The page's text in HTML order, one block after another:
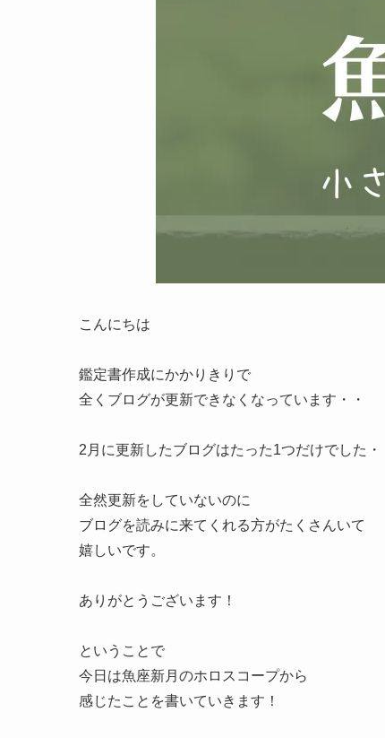
こんにちは
鑑定書作成にかかりきりで
全くブログが更新できなくなっています・・
2月に更新したブログはたった1つだけでした・
全然更新をしていないのに
ブログを読みに来てくれる方がたくさんいて
嬉しいです。
ありがとうございます！
ということで
今日は魚座新月のホロスコープから
感じたことを書いていきます！